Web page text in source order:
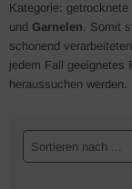
Kategorie: getrocknete
und Garnelen. Somit
schonend
jedem Fall geeignetes
heraussuchen werden.
Sortieren nach ...